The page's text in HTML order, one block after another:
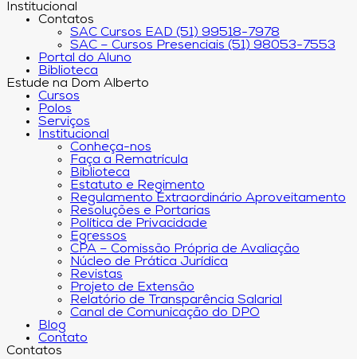
Institucional
Contatos
SAC Cursos EAD (51) 99518-7978
SAC – Cursos Presenciais (51) 98053-7553
Portal do Aluno
Biblioteca
Estude na Dom Alberto
Cursos
Polos
Serviços
Institucional
Conheça-nos
Faça a Rematrícula
Biblioteca
Estatuto e Regimento
Regulamento Extraordinário Aproveitamento
Resoluções e Portarias
Política de Privacidade
Egressos
CPA – Comissão Própria de Avaliação
Núcleo de Prática Jurídica
Revistas
Projeto de Extensão
Relatório de Transparência Salarial
Canal de Comunicação do DPO
Blog
Contato
Contatos